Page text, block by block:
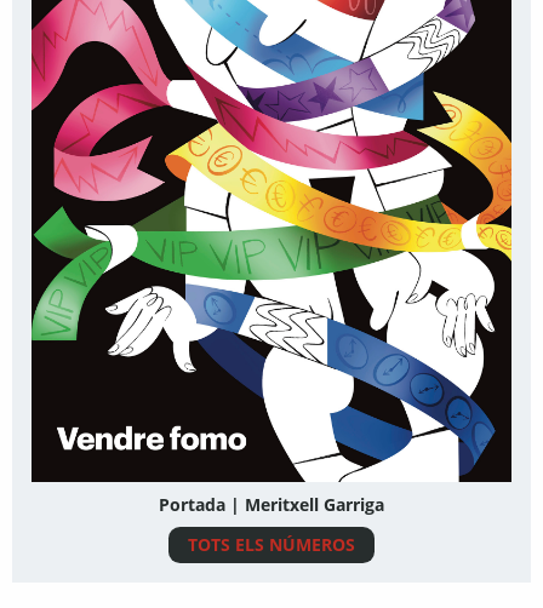
Portada | Meritxell Garriga
TOTS ELS NÚMEROS